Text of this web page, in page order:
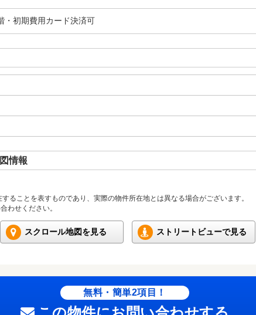
・初期費用カード決済可
情報
ることを表すものであり、実際の物件所在地とは異なる場合がございます。
わせください。
スクロール地図を見る ストリートビューで見る
無料・簡単2項目！